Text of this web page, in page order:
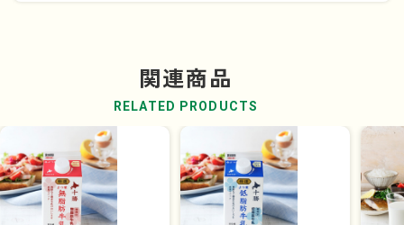
関連商品
RELATED PRODUCTS